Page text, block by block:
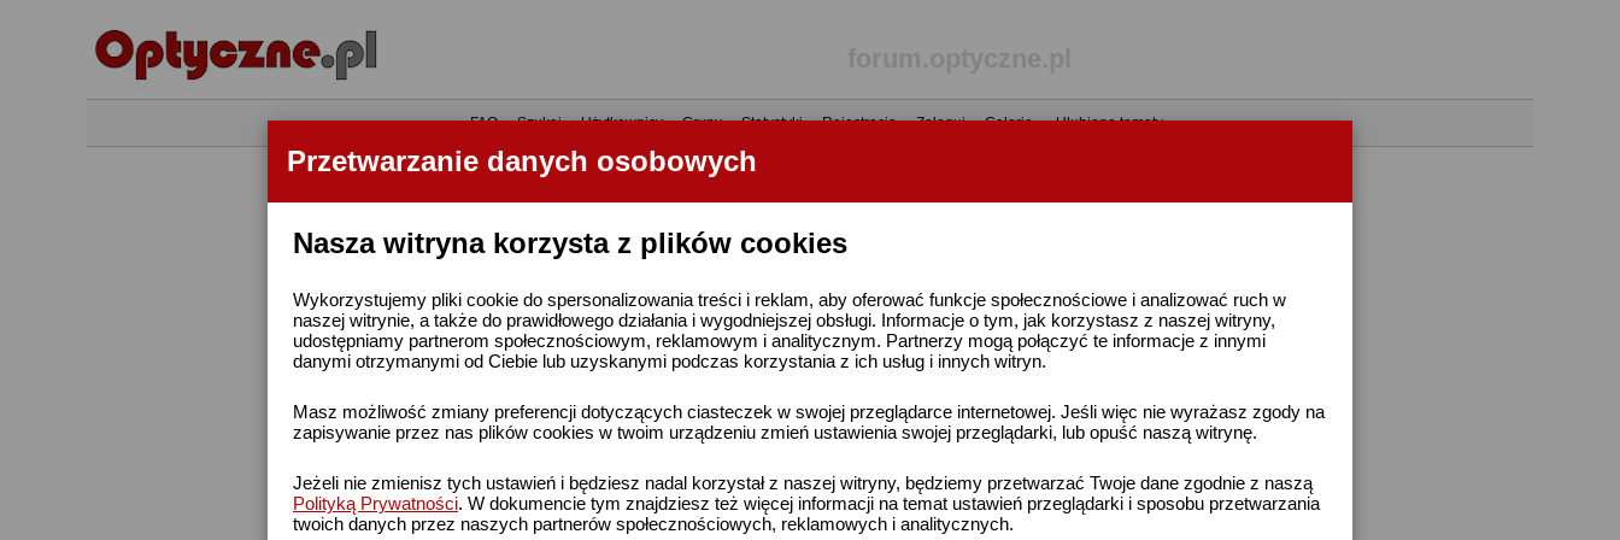
Przetwarzanie danych osobowych
Nasza witryna korzysta z plików cookies
Wykorzystujemy pliki cookie do spersonalizowania treści i reklam, aby oferować funkcje społecznościowe i analizować ruch w
naszej witrynie, a także do prawidłowego działania i wygodniejszej obsługi. Informacje o tym, jak korzystasz z naszej witryny,
udostępniamy partnerom społecznościowym, reklamowym i analitycznym. Partnerzy mogą połączyć te informacje z innymi
danymi otrzymanymi od Ciebie lub uzyskanymi podczas korzystania z ich usług i innych witryn.
Masz możliwość zmiany preferencji dotyczących ciasteczek w swojej przeglądarce internetowej. Jeśli więc nie wyrażasz zgody na
zapisywanie przez nas plików cookies w twoim urządzeniu zmień ustawienia swojej przeglądarki, lub opuść naszą witrynę.
Jeżeli nie zmienisz tych ustawień i będziesz nadal korzystał z naszej witryny, będziemy przetwarzać Twoje dane zgodnie z naszą
Polityką Prywatności. W dokumencie tym znajdziesz też więcej informacji na temat ustawień przeglądarki i sposobu przetwarzania
twoich danych przez naszych partnerów społecznościowych, reklamowych i analitycznych.
•FAQ•Szukaj•Użytkownicy•Grupy•Statystyki•Rejestracja•Zaloguj•Galerie• Ulubione tematy